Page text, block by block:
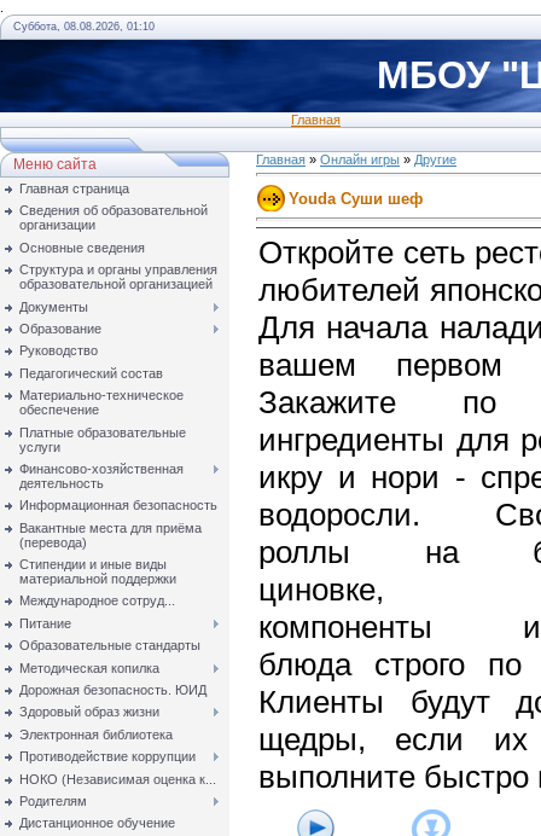
Суббота, 08.08.2026, 01:10
МБОУ
Главная
Меню сайта
Главная страница
Сведения об образовательной
организации
Основные сведения
Структура и органы управления
образовательной организацией
Документы
Образование
Руководство
Педагогический состав
Материально-техническое
обеспечение
Платные образовательные
услуги
Финансово-хозяйственная
деятельность
Информационная безопасность
Вакантные места для приёма
(перевода)
Стипендии и иные виды
материальной поддержки
Международное сотруд...
Питание
Образовательные стандарты
Методическая копилка
Дорожная безопасность. ЮИД
Здоровый образ жизни
Электронная библиотека
Противодействие коррупции
НОКО (Независимая оценка к...
Родителям
Дистанционное обучение
Главная » Онлайн игры » Другие
Youda Суши шеф
Откройте сеть
любителей
Для начала
вашем первом
Закажите по
ингредиенты для
икру и нори -
водоросли.
роллы на
циновке,
компоненты
блюда строго по
Клиенты будут
щедры, если их
выполните быстро